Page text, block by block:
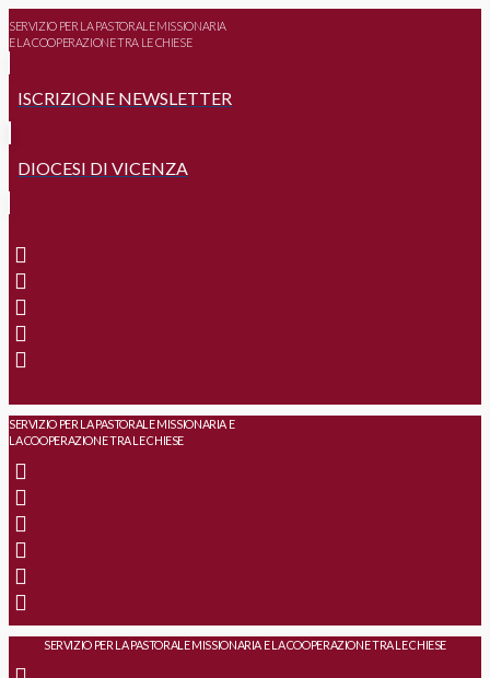
SERVIZIO PER LA PASTORALE MISSIONARIA
E LA COOPERAZIONE TRA LE CHIESE
ISCRIZIONE NEWSLETTER
DIOCESI DI VICENZA
SERVIZIO PER LA PASTORALE MISSIONARIA E
LA COOPERAZIONE TRA LE CHIESE
SERVIZIO PER LA PASTORALE MISSIONARIA E LA COOPERAZIONE TRA LE CHIESE